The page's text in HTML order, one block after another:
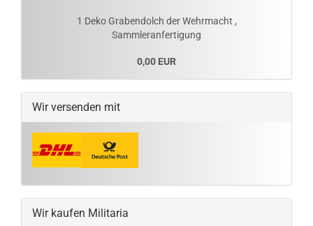
1 Deko Grabendolch der Wehrmacht ,
Sammleranfertigung
0,00 EUR
Wir versenden mit
Wir kaufen Militaria